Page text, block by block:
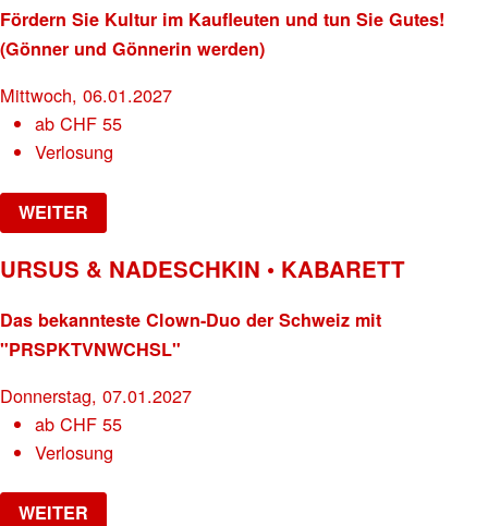
Fördern Sie Kultur im Kaufleuten und tun Sie Gutes!
(Gönner und Gönnerin werden)
Mittwoch, 06.01.2027
abCHF 55
Verlosung
WEITER
URSUS & NADESCHKIN • KABARETT
Das bekannteste Clown-Duo der Schweiz mit
"PRSPKTVNWCHSL"
Donnerstag, 07.01.2027
abCHF 55
Verlosung
WEITER